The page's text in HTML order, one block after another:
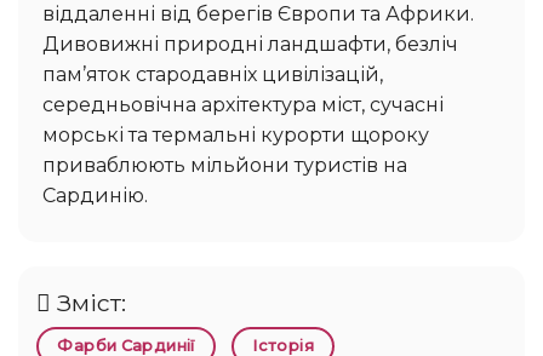
віддаленні від берегів Європи та Африки.
Дивовижні природні ландшафти, безліч
пам’яток стародавніх цивілізацій,
середньовічна архітектура міст, сучасні
морські та термальні курорти щороку
приваблюють мільйони туристів на
Сардинію.
Зміст:
Фарби Сардинії Історія